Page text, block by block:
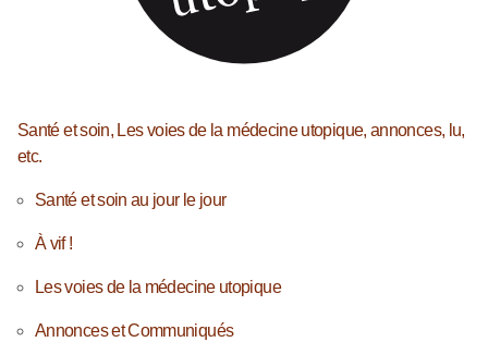
Santé et soin, Les voies de la médecine utopique, annonces, lu,
etc.
Santé et soin au jour le jour
À vif !
Les voies de la médecine utopique
Annonces et Communiqués